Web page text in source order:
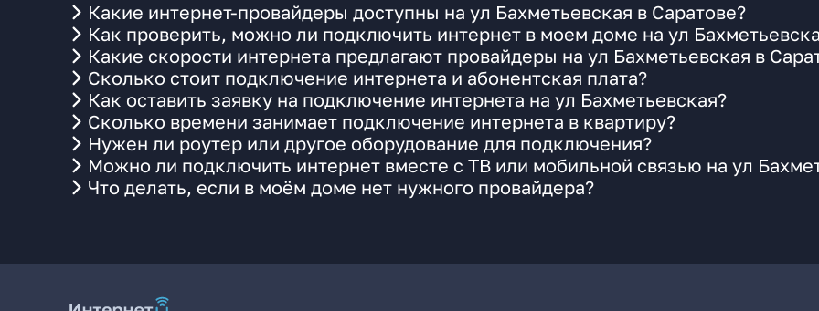
Какие интернет-провайдеры доступны на ул Бахметьевская в Саратове?
Как проверить, можно ли подключить интернет в моем доме на ул
Какие скорости интернета предлагают провайдеры на ул Бахметьевская в
Сколько стоит подключение интернета и абонентская плата?
Как оставить заявку на подключение интернета на ул Бахметьевская?
Сколько времени занимает подключение интернета в квартиру?
Нужен ли роутер или другое оборудование для подключения?
Можно ли подключить интернет вместе с ТВ или мобильной связью на ул
Что делать, если в моём доме нет нужного провайдера?